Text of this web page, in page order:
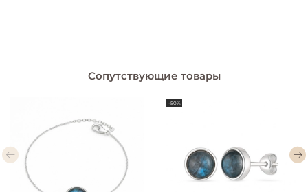
Сопутствующие товары
-50%